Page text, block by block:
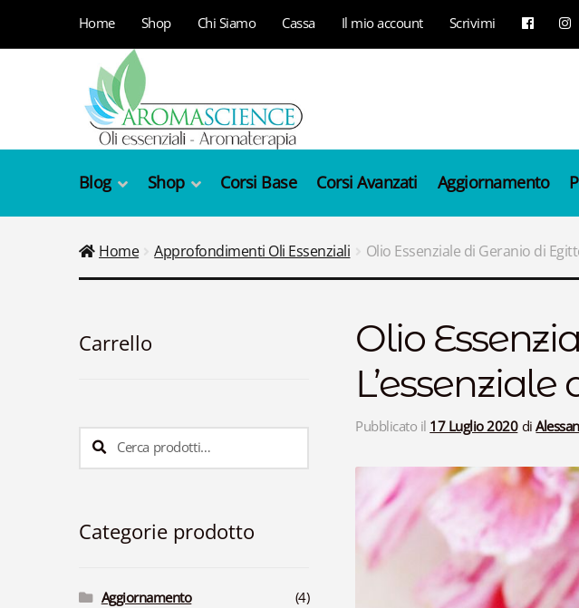
navigazione
contenuto
Home Shop Chi Siamo Cassa Il mio account Scrivimi
Blog Shop Corsi Base Corsi Avanzati Aggiornamento
Home Approfondimenti Oli Essenziali Olio Essenziale di Geranio di
Olio
Pubblicato il 17 Luglio 2020 di
Carrello
Cerca:
Cerca
Categorie prodotto
Aggiornamento
(4)